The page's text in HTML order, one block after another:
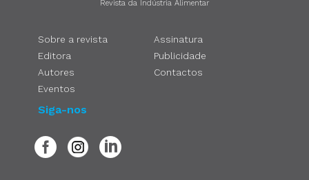
Revista da Indústria Alimentar
Sobre a revista
Editora
Autores
Eventos
Assinatura
Publicidade
Contactos
Siga-nos